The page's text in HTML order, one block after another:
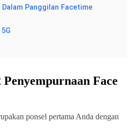
Panggilan Facetime
Face
ponsel pertama Anda dengan